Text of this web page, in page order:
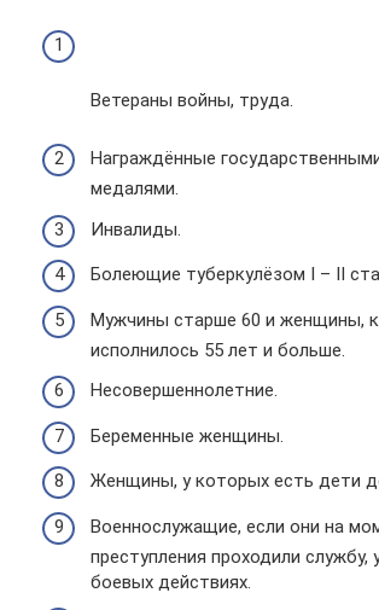
Ветераны войны, труда.
Награждённые
медалями.
Инвалиды.
Болеющие туберкулёзом І – ІІ
Мужчины старше 60 и женщины,
исполнилось 55 лет и больше.
Несовершеннолетние.
Беременные женщины.
Женщины, у которых есть дети
Военнослужащие, если они на
преступления проходили службу,
боевых действиях.